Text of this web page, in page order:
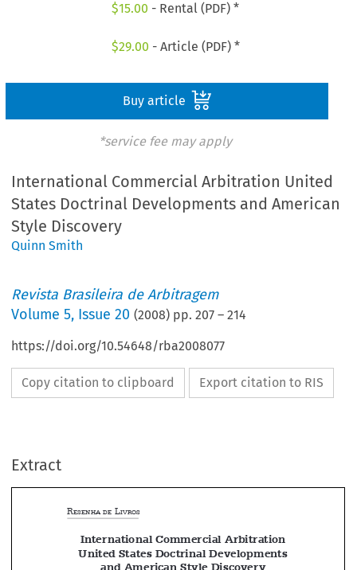
$15.00 - Rental (PDF) *
$29.00 - Article (PDF) *
Buy article
*service fee may apply
International Commercial Arbitration United
States Doctrinal Developments and American
Style Discovery
Quinn Smith
Revista Brasileira de Arbitragem
Volume5, Issue 20 (2008) pp.207 –214
https://doi.org/10.54648/rba2008077
Copy citation to clipboard Export citation to RIS
Extract
    



International Commercial Arbitration
and American Style Discovery